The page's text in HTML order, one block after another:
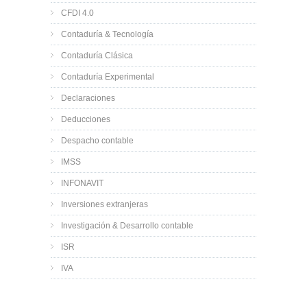
CFDI 4.0
Contaduría & Tecnología
Contaduría Clásica
Contaduría Experimental
Declaraciones
Deducciones
Despacho contable
IMSS
INFONAVIT
Inversiones extranjeras
Investigación & Desarrollo contable
ISR
IVA